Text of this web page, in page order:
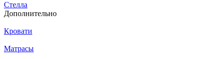
Стелла
Дополнительно
Кровати
Матрасы